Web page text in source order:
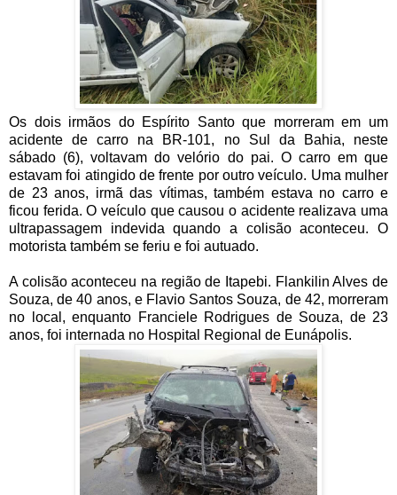
Os dois irmãos do Espírito Santo que morreram em um
acidente de carro na BR-101, no Sul da Bahia, neste
sábado (6), voltavam do velório do pai. O carro em que
estavam foi atingido de frente por outro veículo. Uma mulher
de 23 anos, irmã das vítimas, também estava no carro e
ficou ferida. O veículo que causou o acidente realizava uma
ultrapassagem indevida quando a colisão aconteceu. O
motorista também se feriu e foi autuado.
A colisão aconteceu na região de Itapebi. Flankilin Alves de
Souza, de 40 anos, e Flavio Santos Souza, de 42, morreram
no local, enquanto Franciele Rodrigues de Souza, de 23
anos, foi internada no Hospital Regional de Eunápolis.